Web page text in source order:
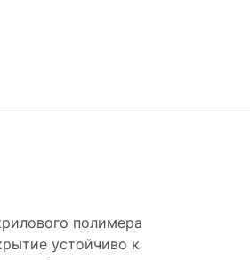
полимера
устойчиво к